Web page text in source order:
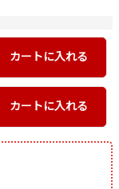
カートに入れる
カートに入れる